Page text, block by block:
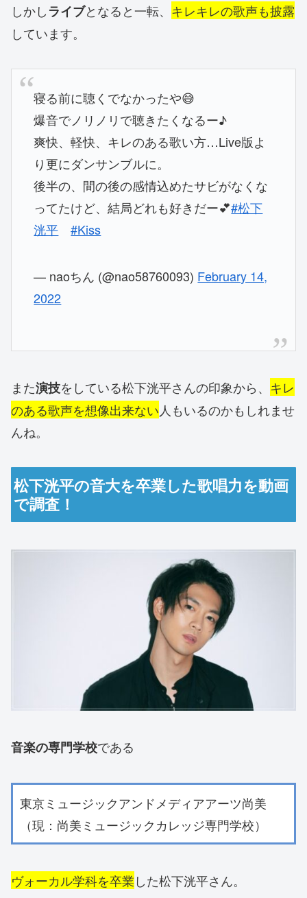
しかしライブとなると一転、 キレキレの歌声も披露
しています。
寝る前に聴くでなかったや😅
爆音でノリノリで聴きたくなるー♪
爽快、軽快、キレのある歌い方…Live版よ
り更にダンサンブルに。
後半の、間の後の感情込めたサビがなくな
ってたけど、結局どれも好きだー💕#松下
洸平
#Kiss
— naoちん (@nao58760093) February 14,
2022
また演技をしている松下洸平さんの印象から、 キレ
のある歌声を想像出来ない人もいるのかもしれませ
んね。
松下洸平の音大を卒業した歌唱力を動画
で調査！
音楽の専門学校である
東京ミュージックアンドメディアアーツ尚美
（現：尚美ミュージックカレッジ専門学校）
ヴォーカル学科を卒業した松下洸平さん。